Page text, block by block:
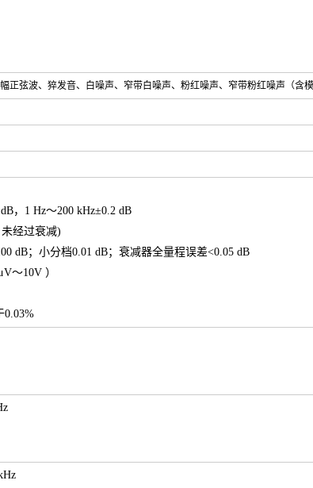
正弦波、猝发音、白噪声、窄带白噪声、粉红噪声、窄带粉红噪声（含模
，1 Hz～200 kHz±0.2 dB
经过衰减)
dB；小分档0.01 dB；衰减器全量程误差<0.05 dB
～10V ）
0.03%